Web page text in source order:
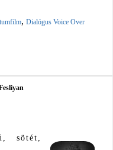
, Dialógus Voice Over
sötét,